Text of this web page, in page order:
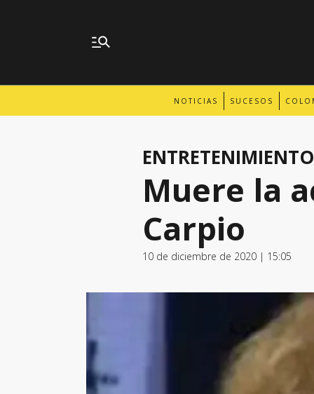
NOTICIAS SUCESOS
ENTRETENIMIENTO
Muere la
Carpio
10 de diciembre de 2020 | 15:05